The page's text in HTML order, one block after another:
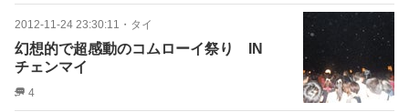
2012-11-24 23:30:11 ・ タイ
幻想的で超感動のコムローイ祭り IN
チェンマイ
4